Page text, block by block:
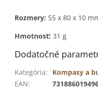
Rozmery: 55 x 80 x 10
Hmotnosť: 31 g
Dodatočné
Kategória:
Kompasy a
EAN: